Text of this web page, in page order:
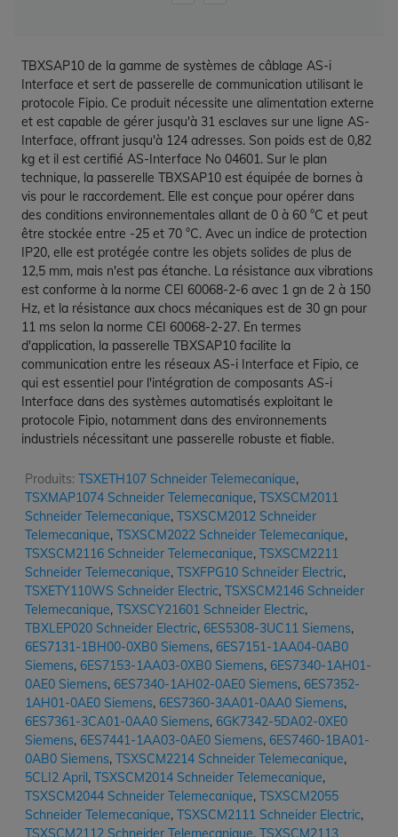
TBXSAP10 de la gamme de systèmes de câblage AS-i
Interface et sert de passerelle de communication utilisant le
protocole Fipio. Ce produit nécessite une alimentation externe
et est capable de gérer jusqu'à 31 esclaves sur une ligne AS-
Interface, offrant jusqu'à 124 adresses. Son poids est de 0,82
kg et il est certifié AS-Interface No 04601. Sur le plan
technique, la passerelle TBXSAP10 est équipée de bornes à
vis pour le raccordement. Elle est conçue pour opérer dans
des conditions environnementales allant de 0 à 60 °C et peut
être stockée entre -25 et 70 °C. Avec un indice de protection
IP20, elle est protégée contre les objets solides de plus de
12,5 mm, mais n'est pas étanche. La résistance aux vibrations
est conforme à la norme CEI 60068-2-6 avec 1 gn de 2 à 150
Hz, et la résistance aux chocs mécaniques est de 30 gn pour
11 ms selon la norme CEI 60068-2-27. En termes
d'application, la passerelle TBXSAP10 facilite la
communication entre les réseaux AS-i Interface et Fipio, ce
qui est essentiel pour l'intégration de composants AS-i
Interface dans des systèmes automatisés exploitant le
protocole Fipio, notamment dans des environnements
industriels nécessitant une passerelle robuste et fiable.
Produits: TSXETH107 Schneider Telemecanique,
TSXMAP1074 Schneider Telemecanique, TSXSCM2011
Schneider Telemecanique, TSXSCM2012 Schneider
Telemecanique, TSXSCM2022 Schneider Telemecanique,
TSXSCM2116 Schneider Telemecanique, TSXSCM2211
Schneider Telemecanique, TSXFPG10 Schneider Electric,
TSXETY110WS Schneider Electric, TSXSCM2146 Schneider
Telemecanique, TSXSCY21601 Schneider Electric,
TBXLEP020 Schneider Electric, 6ES5308-3UC11 Siemens,
6ES7131-1BH00-0XB0 Siemens, 6ES7151-1AA04-0AB0
Siemens, 6ES7153-1AA03-0XB0 Siemens, 6ES7340-1AH01-
0AE0 Siemens, 6ES7340-1AH02-0AE0 Siemens, 6ES7352-
1AH01-0AE0 Siemens, 6ES7360-3AA01-0AA0 Siemens,
6ES7361-3CA01-0AA0 Siemens, 6GK7342-5DA02-0XE0
Siemens, 6ES7441-1AA03-0AE0 Siemens, 6ES7460-1BA01-
0AB0 Siemens, TSXSCM2214 Schneider Telemecanique,
5CLI2 April, TSXSCM2014 Schneider Telemecanique,
TSXSCM2044 Schneider Telemecanique, TSXSCM2055
Schneider Telemecanique, TSXSCM2111 Schneider Electric,
TSXSCM2112 Schneider Telemecanique, TSXSCM2113